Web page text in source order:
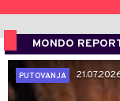
MONDO
PUTOVANJA